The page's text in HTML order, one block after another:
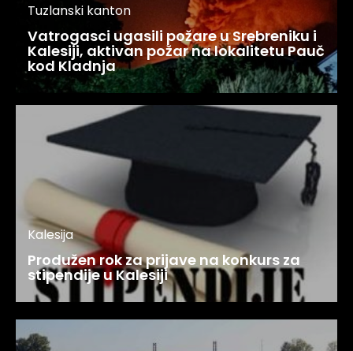
Tuzlanski kanton
Vatrogasci ugasili požare u Srebreniku i
Kalesiji, aktivan požar na lokalitetu Pauč
kod Kladnja
Kalesija
Produžen rok za prijave na konkurs za
stipendije u Kalesiji